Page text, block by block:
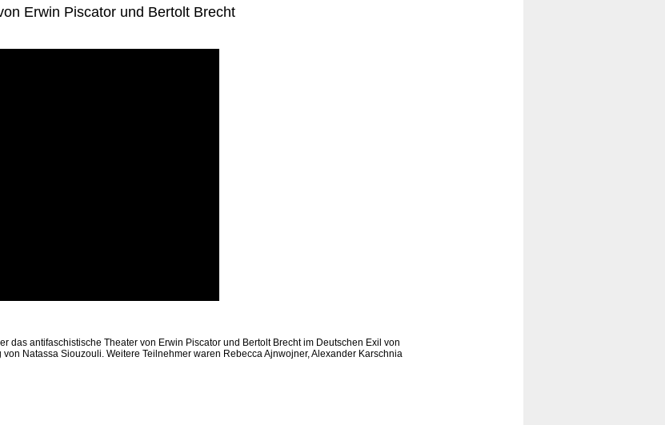
Erwin Piscator und Bertolt Brecht
das antifaschistische Theater von Erwin Piscator und Bertolt Brecht im Deutschen Exil von
Natassa Siouzouli. Weitere Teilnehmer waren Rebecca Ajnwojner, Alexander Karschnia